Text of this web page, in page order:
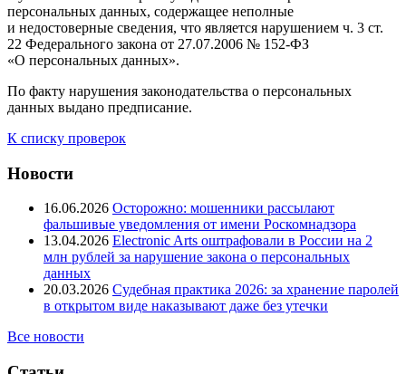
персональных данных, содержащее неполные
и недостоверные сведения, что является нарушением ч. 3 ст.
22 Федерального закона от 27.07.2006 № 152-ФЗ
«О персональных данных».
По факту нарушения законодательства о персональных
данных выдано предписание.
К списку проверок
Новости
16.06.2026 Осторожно: мошенники рассылают
фальшивые уведомления от имени Роскомнадзора
13.04.2026 Electronic Arts оштрафовали в России на 2
млн рублей за нарушение закона о персональных
данных
20.03.2026 Судебная практика 2026: за хранение паролей
в открытом виде наказывают даже без утечки
Все новости